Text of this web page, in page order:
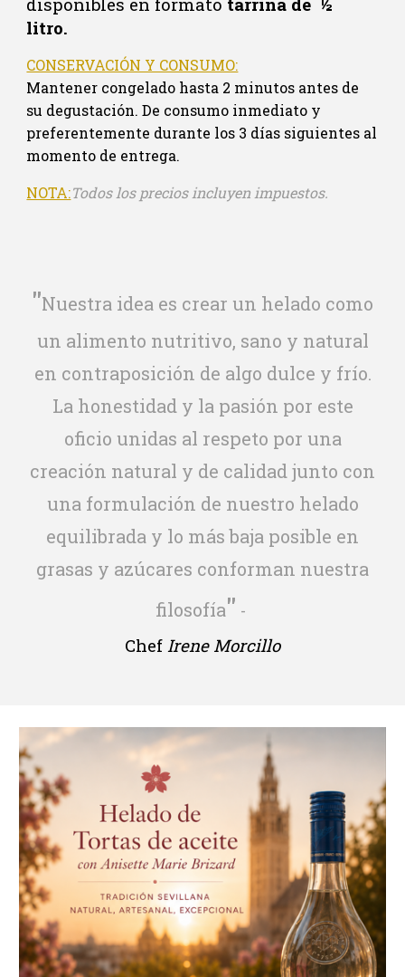
litro.
CONSERVACIÓN Y CONSUMO:
Mantener congelado hasta 2 minutos antes de
su degustación.De consumo inmediato y
preferentemente durante los 3 días siguientes al
momento de entrega.
NOTA:Todos los precios incluyen impuestos.
"Nuestra idea es crear un helado como
un alimento nutritivo, sano y natural
en contraposición de algo dulce y frío.
La honestidad y la pasión por este
oficio unidas al respeto por una
creación natural y de calidad junto con
una formulación de nuestro helado
equilibrada y lo más baja posible en
grasas y azúcares conforman nuestra
filosofía" -
Chef Irene Morcillo